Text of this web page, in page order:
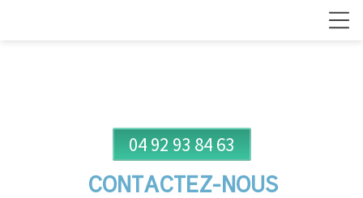
04 92 93 84 63
CONTACTEZ-NOUS